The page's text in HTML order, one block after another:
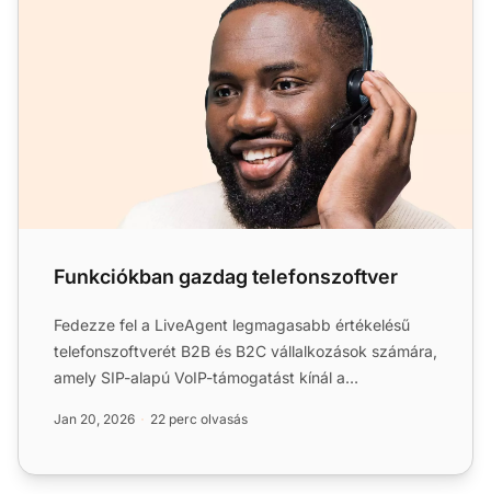
Funkciókban gazdag telefonszoftver
Fedezze fel a LiveAgent legmagasabb értékelésű
telefonszoftverét B2B és B2C vállalkozások számára,
amely SIP-alapú VoIP-támogatást kínál a
Jan 20, 2026 22 perc olvasás